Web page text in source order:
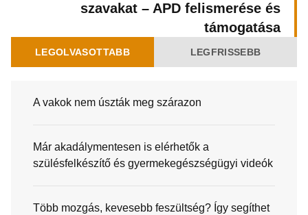
szavakat – APD felismerése és
támogatása
LEGOLVASOTTABB LEGFRISSEBB
A vakok nem úszták meg szárazon
Már akadálymentesen is elérhetők a
szülésfelkészítő és gyermekegészségügyi videók
Több mozgás, kevesebb feszültség? Így segíthet